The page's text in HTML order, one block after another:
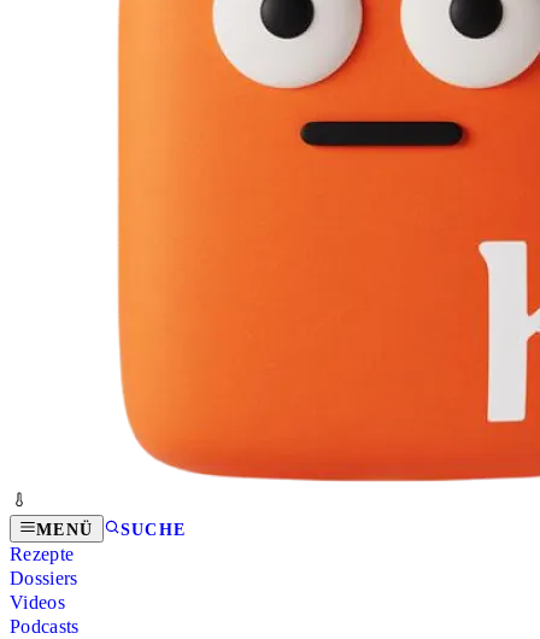
MENÜ SUCHE
Rezepte
Dossiers
Videos
Podcasts